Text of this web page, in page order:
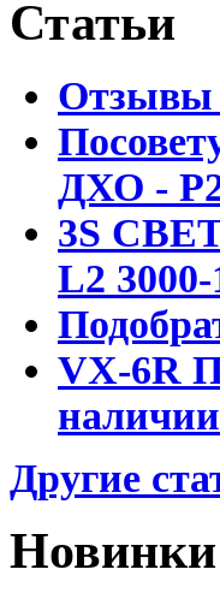
Статьи
Отзывы
ДХО -
3S
L2
VX-6R
Другие
Новинки